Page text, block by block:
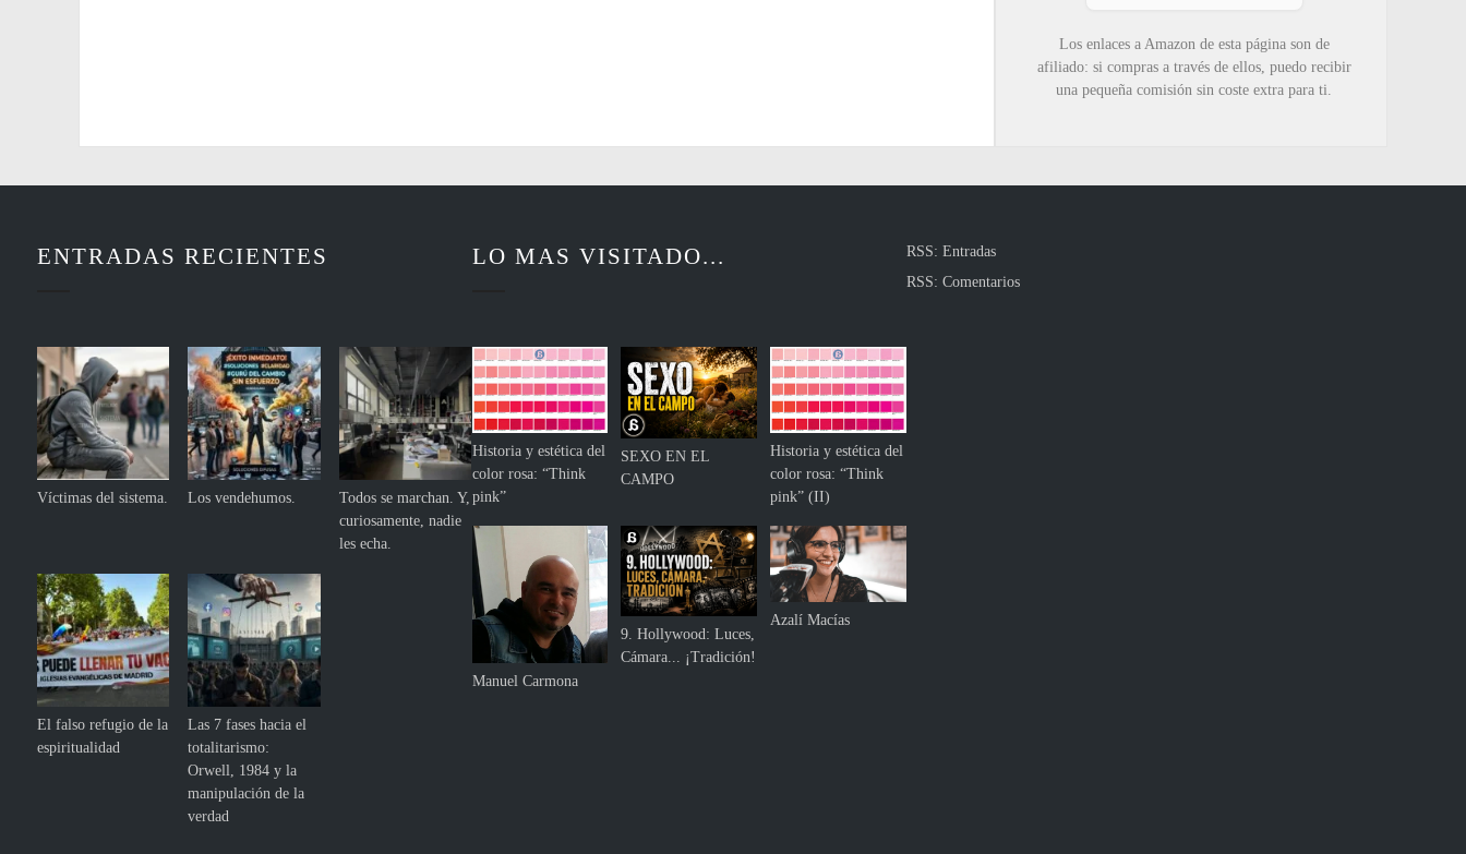
Los enlaces a Amazon de esta página son de
afiliado: si compras a través de ellos, puedo recibir
una pequeña comisión sin coste extra para ti.
ENTRADAS RECIENTES
Víctimas del sistema. Los vendehumos.
Todos se marchan. Y,
curiosamente, nadie
les echa.
El falso refugio de la
espiritualidad
Las 7 fases hacia el
totalitarismo:
Orwell, 1984 y la
manipulación de la
verdad
LO MAS VISITADO...
Historia y estética del
color rosa: “Think
pink”
SEXO EN EL
CAMPO
Historia y estética del
color rosa: “Think
pink” (II)
Manuel Carmona
9. Hollywood: Luces,
Cámara... ¡Tradición!
Azalí Macías
RSS: Entradas
RSS: Comentarios